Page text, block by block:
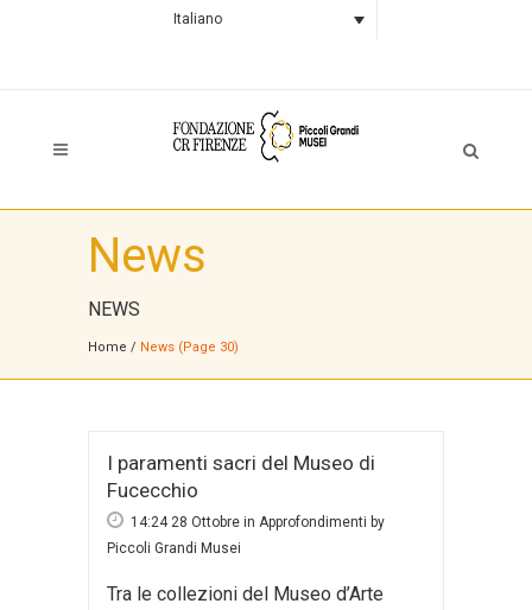
Italiano
News
NEWS
Home / News (Page 30)
I paramenti sacri del Museo di
Fucecchio
14:24 28 Ottobre in Approfondimenti by
Piccoli Grandi Musei
Tra le collezioni del Museo d’Arte